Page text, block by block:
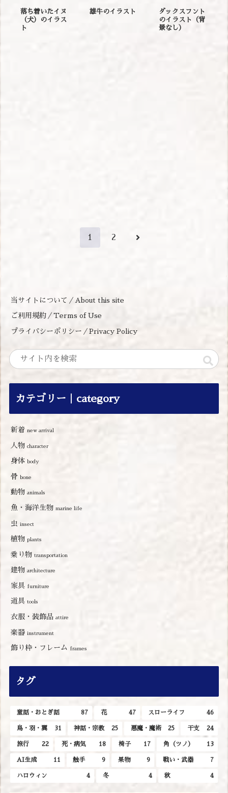
落ち着いたイヌ
（犬）のイラス
ト
雄牛のイラスト
ダックスフント
のイラスト（背
景なし）
1 2 次
当サイトについて／About this site
ご利用規約／Terms of Use
プライバシーポリシー／Privacy Policy
カテゴリー｜category
新着new arrival
人物character
身体body
骨bone
動物animals
魚・海洋生物marine life
虫insect
植物plants
乗り物transportation
建物architecture
家具 furniture
道具tools
衣服・装飾品attire
楽器instrument
飾り枠・フレーム frames
タグ
童話・おとぎ話 87 花 47 スローライフ 46
鳥・羽・翼 31 神話・宗教 25 悪魔・魔術 25 干支 24
旅行 22 死・病気 18 椅子 17 角（ツノ） 13
AI生成 11 触手 9 果物 9 戦い・武器 7
ハロウィン 4 冬 4 秋 4